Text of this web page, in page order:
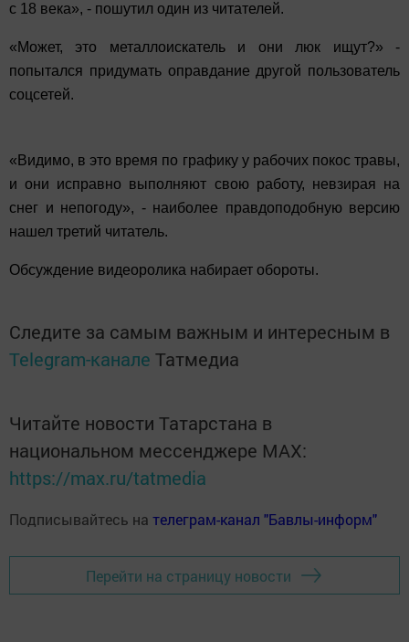
c 18 века», - пошутил один из читателей.
«Может, это металлоискатель и они люк ищут?» -
попытался придумать оправдание другой пользователь
соцсетей.
«Видимо, в это время по графику у рабочих покос травы,
и они исправно выполняют свою работу, невзирая на
снег и непогоду», - наиболее правдоподобную версию
нашел третий читатель.
Обсуждение видеоролика набирает обороты.
Следите за самым важным и интересным в
Telegram-канале Татмедиа
Читайте новости Татарстана в
национальном мессенджере MАХ:
https://max.ru/tatmedia
Подписывайтесь на телеграм-канал "Бавлы-информ"
Перейти на страницу новости